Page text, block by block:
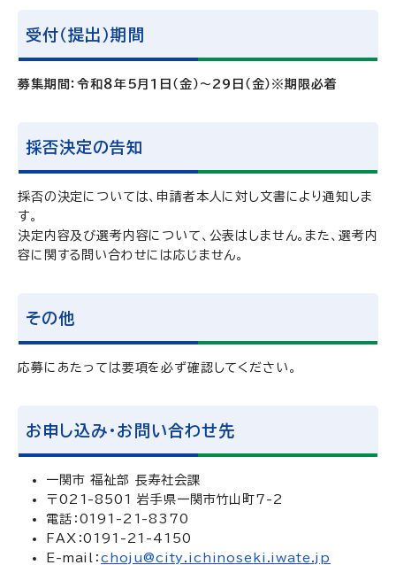
受付（提出）期間
募集期間：令和８年5月１日（金）～29日（金）※期限必着
採否決定の告知
採否の決定については、申請者本人に対し文書により通知しま
す。
決定内容及び選考内容について、公表はしません。また、選考内
容に関する問い合わせには応じません。
その他
応募にあたっては要項を必ず確認してください。
お申し込み・お問い合わせ先
一関市 福祉部 長寿社会課
〒021-8501 岩手県一関市竹山町7-2
電話：0191-21-8370
FAX：0191-21-4150
E-mail： choju@city.ichinoseki.iwate.jp